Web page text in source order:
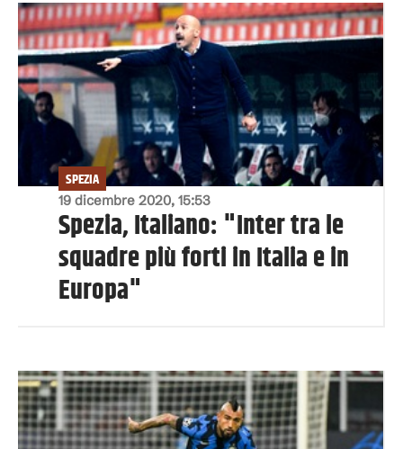
19 dicembre 2020, 15:53
SPEZIA
Spezia, Italiano: "Inter tra le
squadre più forti in Italia e in
Europa"